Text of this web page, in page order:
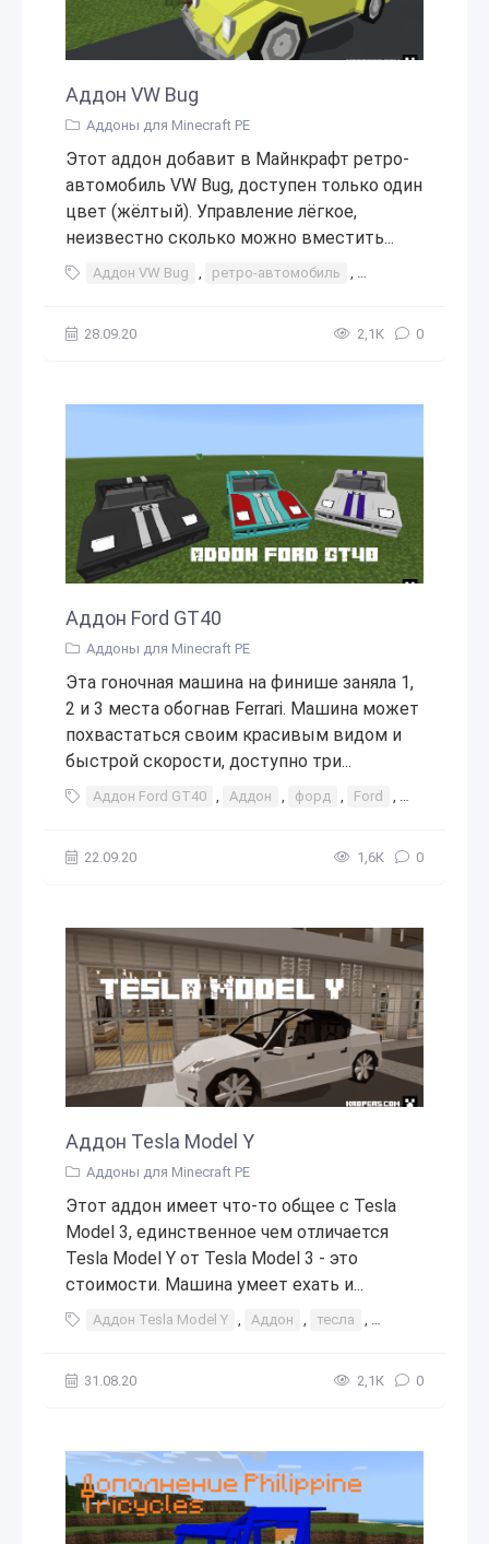
Аддон VW Bug
Аддоны для Minecraft PE
Этот аддон добавит в Майнкрафт ретро-
автомобиль VW Bug, доступен только один
цвет (жёлтый). Управление лёгкое,
неизвестно сколько можно вместить...
Аддон VW Bug , ретро-автомобиль , ретро
28.09.20 2,1К 0
Аддон Ford GT40
Аддоны для Minecraft PE
Эта гоночная машина на финише заняла 1,
2 и 3 места обогнав Ferrari. Машина может
похвастаться своим красивым видом и
быстрой скорости, доступно три...
Аддон Ford GT40 , Аддон , форд , Ford , GT40
22.09.20 1,6К 0
Аддон Tesla Model Y
Аддоны для Minecraft PE
Этот аддон имеет что-то общее с Tesla
Model 3, единственное чем отличается
Tesla Model Y от Tesla Model 3 - это
стоимости. Машина умеет ехать и...
Аддон Tesla Model Y , Аддон , тесла , модел
31.08.20 2,1К 0